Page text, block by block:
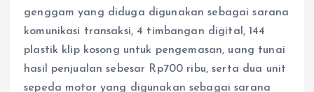
genggam yang diduga digunakan sebagai sarana
komunikasi transaksi, 4 timbangan digital, 144
plastik klip kosong untuk pengemasan, uang tunai
hasil penjualan sebesar Rp700 ribu, serta dua unit
sepeda motor yang digunakan sebagai sarana